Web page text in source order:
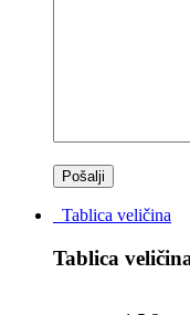
Tablica veličina
Tablica